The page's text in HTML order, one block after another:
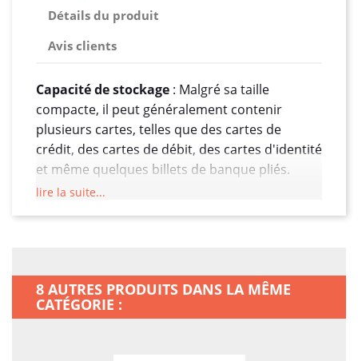
Détails du produit
Avis clients
Capacité de stockage : Malgré sa taille
compacte, il peut généralement contenir
plusieurs cartes, telles que des cartes de
crédit, des cartes de débit, des cartes d'identité
et même quelques billets de banque pliés.
Esthétique élégante
soigneusement pensé pour être à la fois
qui s'adaptent à différents styles personnels.
Polyvalence d'utilisation: En plus d'être
lire la suite...
8 AUTRES PRODUITS DANS LA MÊME
CATÉGORIE :